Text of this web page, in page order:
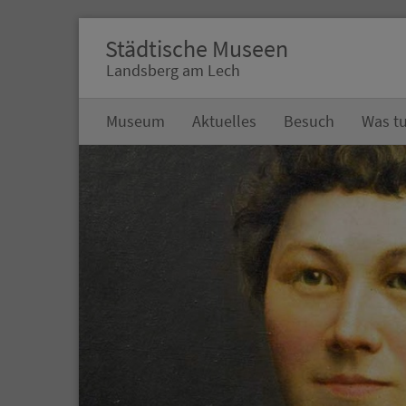
Städtische Museen
Landsberg am Lech
Museum Aktuelles Besuch Was